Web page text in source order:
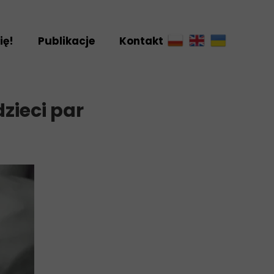
par
Publikacje Kontakt